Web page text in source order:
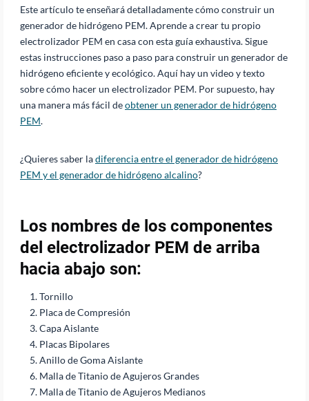
Este artículo te enseñará detalladamente cómo construir un
generador de hidrógeno PEM. Aprende a crear tu propio
electrolizador PEM en casa con esta guía exhaustiva. Sigue
estas instrucciones paso a paso para construir un generador de
hidrógeno eficiente y ecológico. Aquí hay un video y texto
sobre cómo hacer un electrolizador PEM. Por supuesto, hay
una manera más fácil deobtener un generador de hidrógeno
PEM.
¿Quieres saber ladiferencia entre el generador de hidrógeno
PEM y el generador de hidrógeno alcalino?
Los nombres de los componentes
del electrolizador PEM de arriba
hacia abajo son:
Tornillo
Placa de Compresión
Capa Aislante
Placas Bipolares
Anillo de Goma Aislante
Malla de Titanio de Agujeros Grandes
Malla de Titanio de Agujeros Medianos